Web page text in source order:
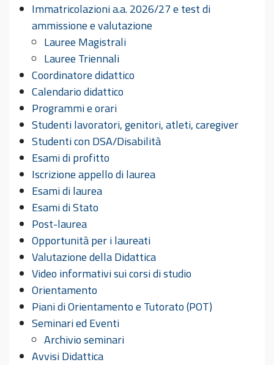
Immatricolazioni a.a. 2026/27 e test di
ammissione e valutazione
Lauree Magistrali
Lauree Triennali
Coordinatore didattico
Calendario didattico
Programmi e orari
Studenti lavoratori, genitori, atleti, caregiver
Studenti con DSA/Disabilità
Esami di profitto
Iscrizione appello di laurea
Esami di laurea
Esami di Stato
Post-laurea
Opportunità per i laureati
Valutazione della Didattica
Video informativi sui corsi di studio
Orientamento
Piani di Orientamento e Tutorato (POT)
Seminari ed Eventi
Archivio seminari
Avvisi Didattica